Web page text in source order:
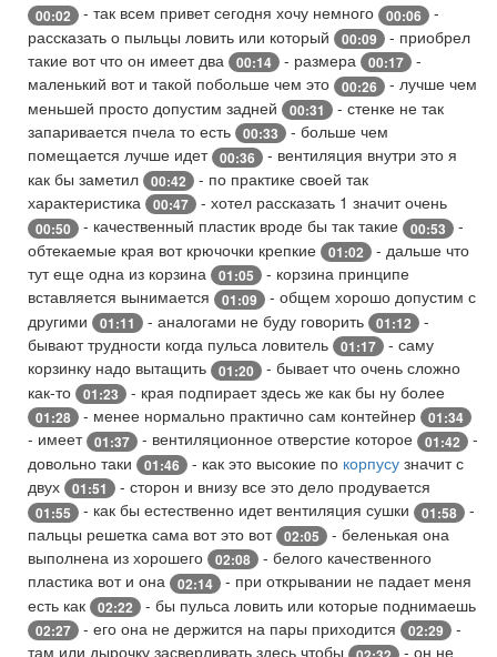
00:02 - так всем привет сегодня хочу немного 00:06
-
рассказать о пыльцы ловить или который
00:09
- приобрел
такие вот что он имеет два
00:14 - размера 00:17
-
маленький вот и такой побольше чем это
00:26
- лучше чем
меньшей просто допустим задней
00:31
- стенке не так
запаривается пчела то есть
00:33
- больше чем
помещается лучше идет 00:36
- вентиляция внутри это я
как бы заметил
00:42
- по практике своей так
характеристика
00:47 - хотел рассказать 1 значит очень
00:50 - качественный пластик вроде бы так такие 00:53
-
обтекаемые края вот крючочки крепкие
01:02
- дальше что
тут еще одна из корзина
01:05
- корзина принципе
вставляется вынимается
01:09
- общем хорошо допустим с
другими
01:11 - аналогами не буду говорить 01:12
-
бывают трудности когда пульса ловитель
01:17
- саму
корзинку надо вытащить
01:20
- бывает что очень сложно
как-то
01:23 - края подпирает здесь же как бы ну более
01:28 - менее нормально практично сам контейнер 01:34
- имеет 01:37 - вентиляционное отверстие которое 01:42
-
довольно таки
01:46 - как это высокие по корпусу значит с
двух
01:51 - сторон и внизу все это дело продувается
01:55 - как бы естественно идет вентиляция сушки 01:58
-
пальцы решетка сама вот это вот 02:05
- беленькая она
выполнена из хорошего
02:08
- белого качественного
пластика вот и она
02:14
- при открывании не падает меня
есть как
02:22 - бы пульса ловить или которые поднимаешь
02:27 - его она не держится на пары приходится 02:29
-
там или дырочку засверливать здесь чтобы
- он не